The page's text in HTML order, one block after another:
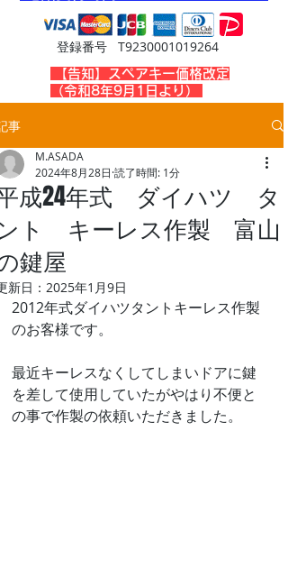
登録番号 T9230001019264
​【告知】スペアキー価格改定
（令和8年9月1日より）
事
成24年式 ダイハツ タ
ト キーレス作製 富山
鍵屋
M.ASADA
2024年8月28日 読了時間: 1分
新日： 2025年1月9日
2012年式ダイハツタントキーレス作製
のお客様です。
最近キーレスなくしてしまいドアに鍵
を差して使用していたがやはり不便と
の事で作製の依頼いただきました。